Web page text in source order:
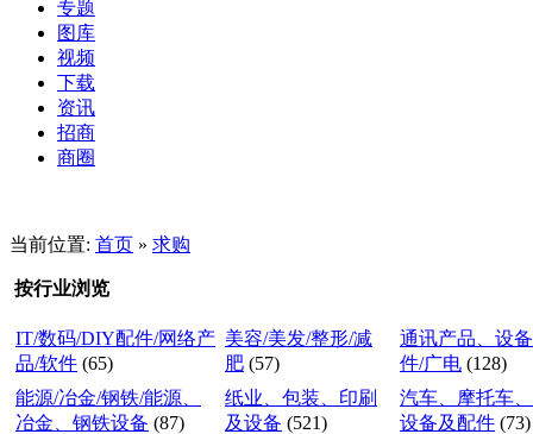
专题
图库
视频
下载
资讯
招商
商圈
当前位置: 首页 » 求购
按行业浏览
IT/数码/DIY配件/网络产
品/软件 (65)
美容/美发/整形/减
肥 (57)
通讯产品、设
件/广电 (128)
能源/冶金/钢铁/能源、
冶金、钢铁设备 (87)
纸业、包装、印刷
及设备 (521)
汽车、摩托车
设备及配件 (73)